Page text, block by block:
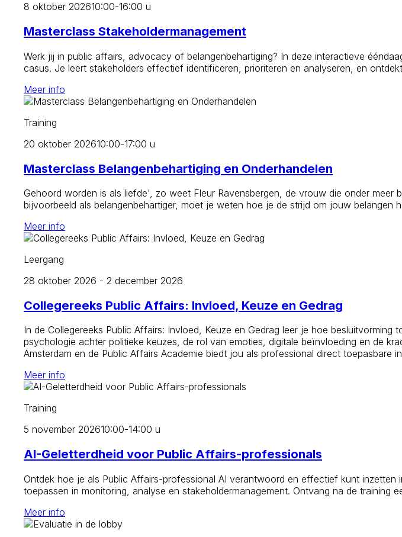
8 oktober 202610:00-16:00 u
Masterclass Stakeholdermanagement
Werk jij in public affairs, advocacy of belangenbehartiging? In deze interactieve
casus. Je leert stakeholders effectief identificeren, prioriteren en analyseren, en
Meer info
Training
20 oktober 202610:00-17:00 u
Masterclass Belangenbehartiging en Onderhandelen
Gehoord worden is als liefde', zo weet Fleur Ravensbergen, de vrouw die onder meer
bijvoorbeeld als belangenbehartiger, moet je weten hoe je de strijd om jouw belangen
Meer info
Leergang
28 oktober 2026 - 2 december 2026
Collegereeks Public Affairs: Invloed, Keuze en Gedrag
In de Collegereeks Public Affairs: Invloed, Keuze en Gedrag leer je hoe
psychologie achter politieke keuzes, de rol van emoties, digitale beïnvloeding en de
Amsterdam en de Public Affairs Academie biedt jou als professional direct toepasbare
Meer info
Training
5 november 202610:00-14:00 u
AI-Geletterdheid voor Public Affairs-professionals
Ontdek hoe je als Public Affairs-professional AI verantwoord en effectief kunt
toepassen in monitoring, analyse en stakeholdermanagement. Ontvang na de training
Meer info